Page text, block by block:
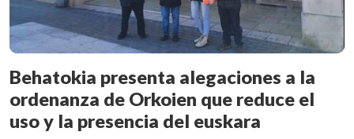
Behatokia presenta alegaciones a la
ordenanza de Orkoien que reduce el
uso y la presencia del euskara